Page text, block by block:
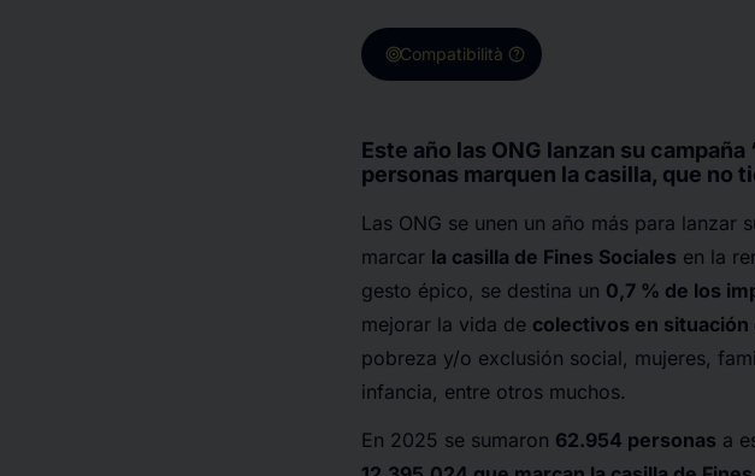
targetCompatibilità help
Este año las ONG lanzan su
personas marquen la casilla, que no
Las ONG se unen un año más para lanzar
marcar la casilla de Fines Sociales en la
gesto épico, se destina un 0,7 % de los
mejorar la vida de colectivos en
pobreza y/o exclusión social, mujeres,
infancia, entre otros muchos.
En 2025 se sumaron 62.954 personas a